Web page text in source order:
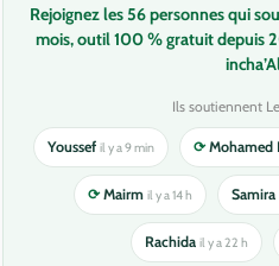
Rejoignez les 56 personnes qui
mois, outil 100 % gratuit depuis
Ils soutiennent
Youssef il y a 9 min ⟳Mohamed
⟳Mairm il y a 14 h Samira
Rachida il y a 22 h